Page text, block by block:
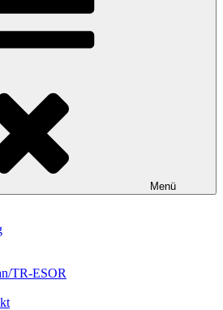
Menü
TR-ESOR